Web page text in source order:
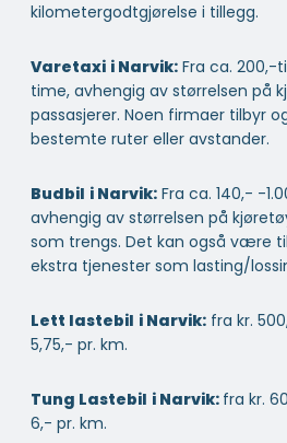
kilometergodtgjørelse i tillegg.
Varetaxi i Narvik: Fra ca. 200,-
time, avhengig av størrelsen på
passasjerer. Noen firmaer tilbyr
bestemte ruter eller avstander.
Budbil i Narvik: Fra ca. 140,- -
avhengig av størrelsen på
som trengs. Det kan også være
ekstra tjenester som lasting/
Lett lastebil i Narvik: fra kr.
5,75,- pr. km.
Tung Lastebil i Narvik: fra kr.
6,- pr. km.